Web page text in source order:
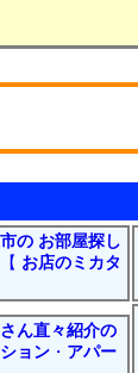
の お部屋探し
お店のミカタ
ん直々紹介の
ョン ・ アパー